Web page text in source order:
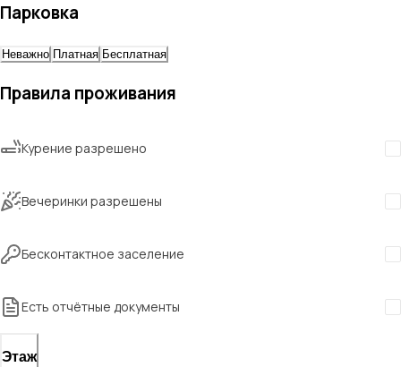
Парковка
Неважно Платная Бесплатная
Правила проживания
Курение разрешено
Вечеринки разрешены
Бесконтактное заселение
Есть отчётные документы
Этаж